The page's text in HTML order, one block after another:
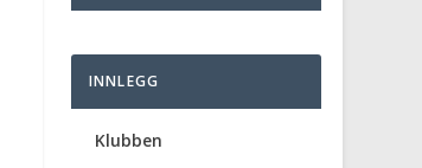
INNLEGG
Klubben